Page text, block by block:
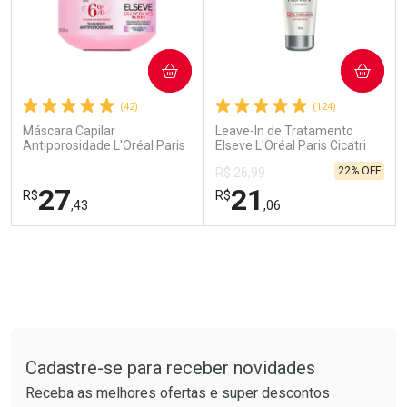
Ver Desconto Convênio Ver Desconto Convênio
(42)
Máscara Capilar
Antiporosidade L'Oréal Paris
R$27,43
COMPRAR
(124)
Leave-In de Tratamento
Elseve L'Oréal Paris Cicatri
R$ 26,99
R$21 ,06
22% OFF
COMPRAR
Cadastre-se para receber novidades
Receba as melhores ofertas e super descontos